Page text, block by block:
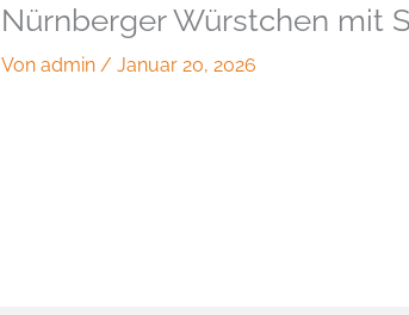
Nürnberger Würstchen mit
Von admin / Januar 20, 2026